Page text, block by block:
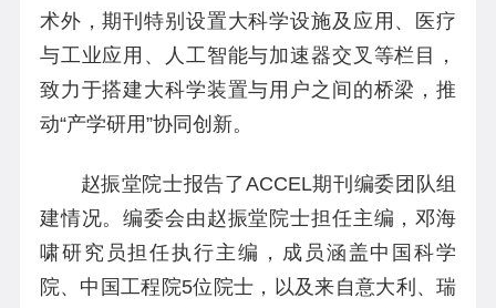
术外，期刊特别设置大科学设施及应用、医疗
与工业应用、人工智能与加速器交叉等栏目，
致力于搭建大科学装置与用户之间的桥梁，推
动“产学研用”协同创新。
赵振堂院士报告了ACCEL期刊编委团队组
建情况。编委会由赵振堂院士担任主编，邓海
啸研究员担任执行主编，成员涵盖中国科学
院、中国工程院5位院士，以及来自意大利、瑞